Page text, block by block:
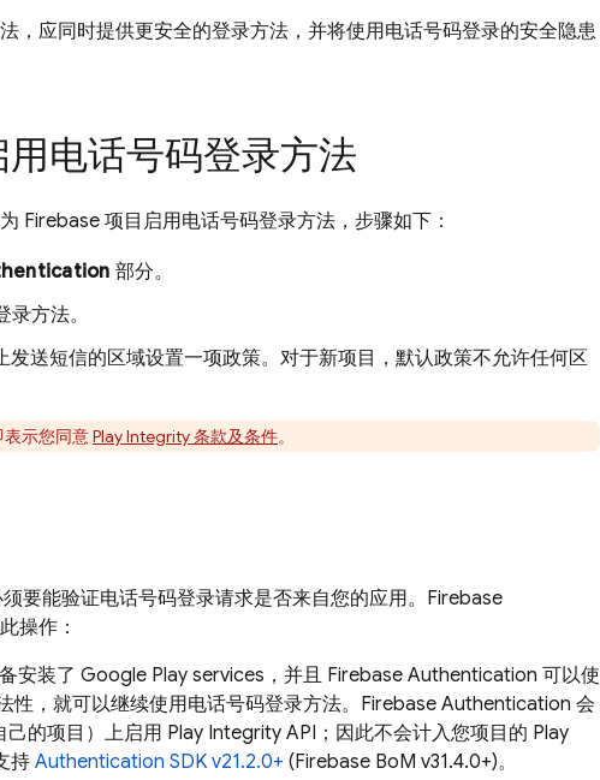
，应同时提供更安全的登录方法，并将使用电话号码登录的安全隐患
电话号码登录方法
Firebase 项目启用电话号码登录方法，步骤如下：
部分。
录方法。
发送短信的区域设置一项政策。对于新项目，默认政策不允许任何区
示您同意Play Integrity 条款及条件。
要能验证电话号码登录请求是否来自您的应用。 Firebase
操作：
安装了 Google Playservices ，并且 Firebase Authentication 可以使
性，就可以继续使用电话号码登录方法。 Firebase Authentication 会
的项目）上启用 Play Integrity API；因此不会计入您项目的 Play
持 Authentication SDK v21.2.0+ (Firebase BoM v31.4.0+)。